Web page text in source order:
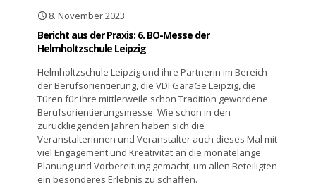
8. November 2023
Bericht aus der Praxis: 6. BO-Messe der
Helmholtzschule Leipzig
Helmholtzschule Leipzig und ihre Partnerin im Bereich
der Berufsorientierung, die VDI GaraGe Leipzig, die
Türen für ihre mittlerweile schon Tradition gewordene
Berufsorientierungsmesse. Wie schon in den
zurückliegenden Jahren haben sich die
Veranstalterinnen und Veranstalter auch dieses Mal mit
viel Engagement und Kreativität an die monatelange
Planung und Vorbereitung gemacht, um allen Beteiligten
ein besonderes Erlebnis zu schaffen.